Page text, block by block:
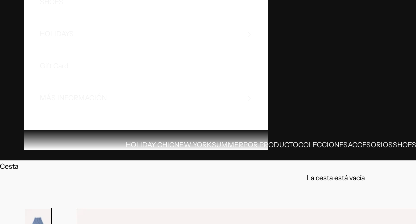
HOLIDAY CHICNEW YORKSUMMERPOR PRODUCTOCOLECCIONESACCESORIOSSHOES
Cesta
La cesta está vacía